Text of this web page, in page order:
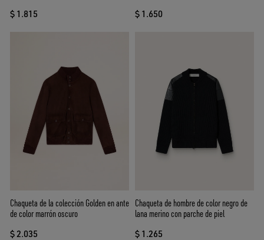
$ 1.815 $ 1.650
Chaqueta de la colección Golden en ante
de color marrón oscuro
$ 2.035
Chaqueta de hombre de color negro de
lana merino con parche de piel
$ 1.265